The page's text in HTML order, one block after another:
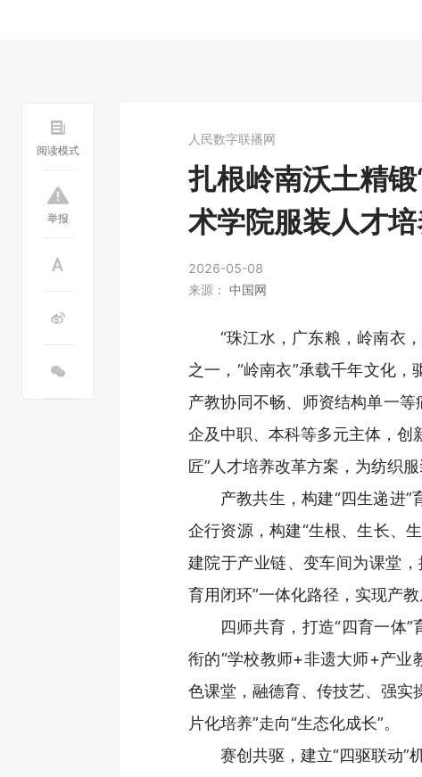
阅读模式
举报
人民数字联播网
扎根岭南沃土精
术学院服装人才
2026-05-08
来源： 中国网
“珠江水，广东粮，岭南衣
之一，“岭南衣”承载千年文化
产教协同不畅、师资结构单一等
企及中职、本科等多元主体，创
匠”人才培养改革方案，为纺织
产教共生，构建“四生递进
企行资源，构建“生根、生长、
建院于产业链、变车间为课堂
育用闭环”一体化路径，实现产教
四师共育，打造“四育一体
衔的“学校教师+非遗大师+产业
色课堂，融德育、传技艺、强实
片化培养”走向“生态化成长”。
赛创共驱，建立“四驱联动”